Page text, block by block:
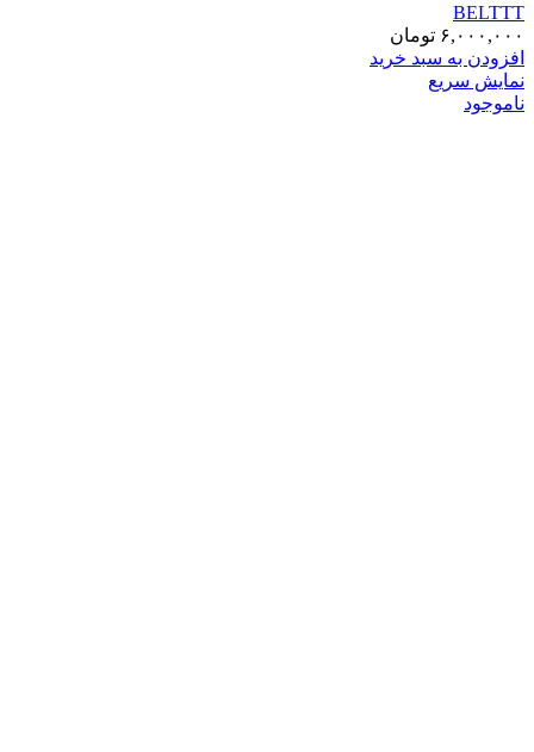
BELTTT
۶,۰۰۰,۰۰۰ تومان
افزودن به سبد خرید
نمایش سریع
ناموجود